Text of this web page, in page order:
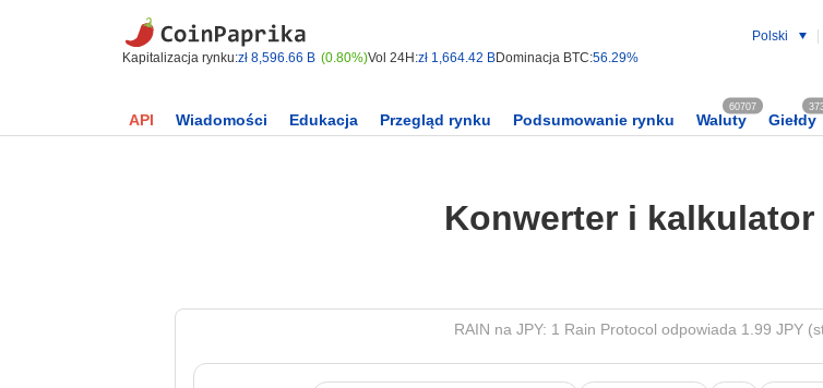
Kapitalizacja rynku:zł 8,596.66 B (0.80%)Vol 24H:zł 1,664.42 BDominacja BTC:56.29%
Polski
API Wiadomości Edukacja Przegląd rynku Podsumowanie rynku Waluty
60707
Giełdy
Konwerter i
RAIN na JPY: 1 Rain Protocol odpowiada 1.99 JPY